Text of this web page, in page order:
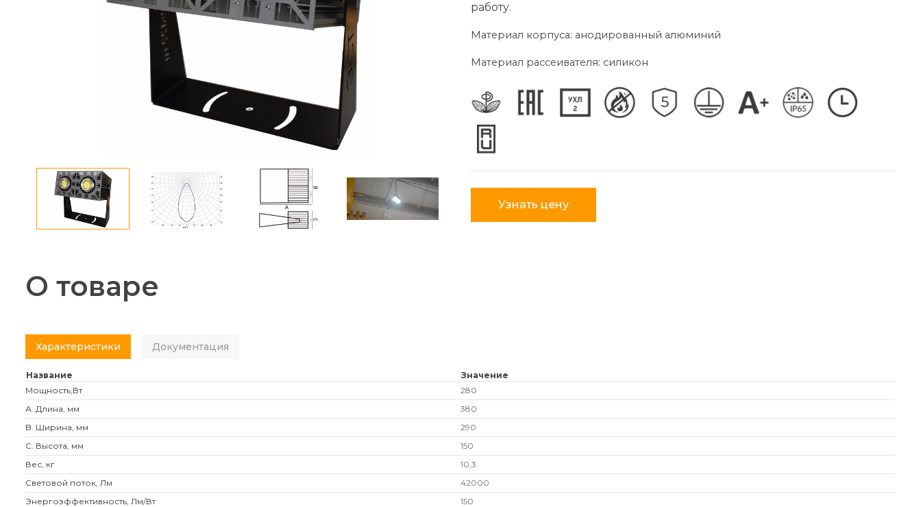
работу.
Материал корпуса: анодированный алюминий
Материал рассеивателя: силикон
Узнать цену
О товаре
Характеристики Документация
Название
Значение
Мощность,Вт
280
А. Длина, мм
380
B. Ширина, мм
290
C. Высота, мм
150
Вес, кг
10,3
Световой поток, Лм
42000
Энергоэффективность, Лм/Вт
150